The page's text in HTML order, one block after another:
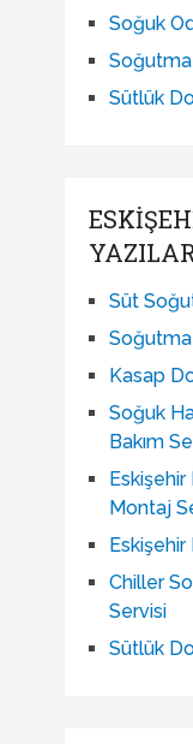
Soğuk
Sütlük
Süt
Kasap
Soğuk
Bakım
Montaj
Chiller
Servisi
Sütlük